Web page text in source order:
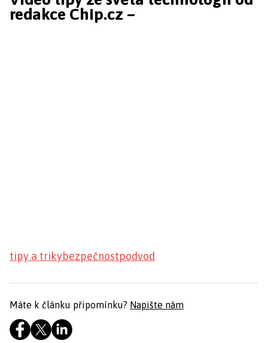
redakce Chip.cz –
tipy a trikybezpečnostpodvod
Máte k článku připomínku? Napište nám